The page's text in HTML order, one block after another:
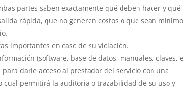
partes saben exactamente qué deben hacer y qué
rápida, que no generen costos o que sean
importantes en caso de su violación.
(software, base de datos, manuales, claves,
darle acceso al prestador del servicio con una
permitirá la auditoria o trazabilidad de su uso y